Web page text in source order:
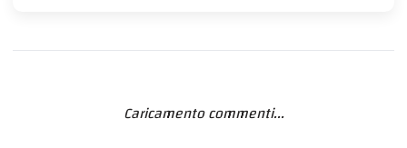
Caricamento commenti...